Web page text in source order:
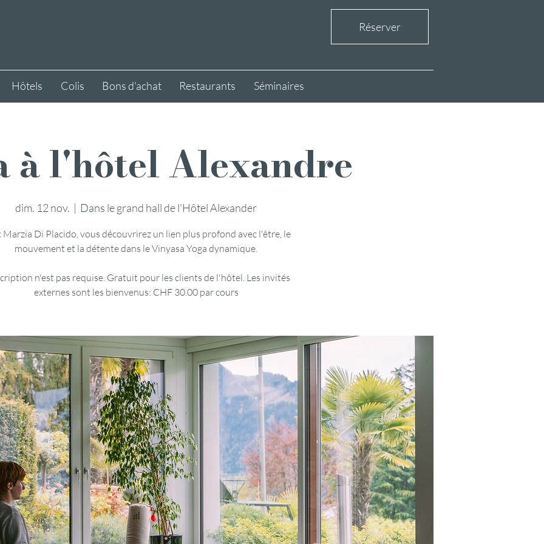
Réserver
Hôtels Colis Bons d'achat Restaurants Séminaires
à l'hôtel Alexandre
dim. 12 nov.
  |
Dans le grand hall de l'Hôtel Alexander
Marzia Di Placido, vous découvrirez un lien plus profond avec l'être, le
mouvement et la détente dans le Vinyasa Yoga dynamique.
n'est pas requise. Gratuit pour les clients de l'hôtel. Les invités
externes sont les bienvenus: CHF 30.00 par cours